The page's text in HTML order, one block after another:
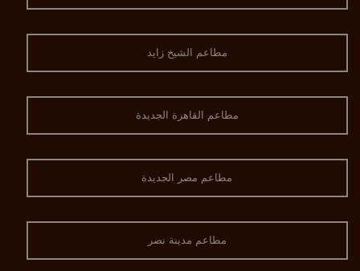
مطاعم الشيخ زايد
مطاعم القاهرة الجديدة
مطاعم مصر الجديدة
مطاعم مدينة نصر